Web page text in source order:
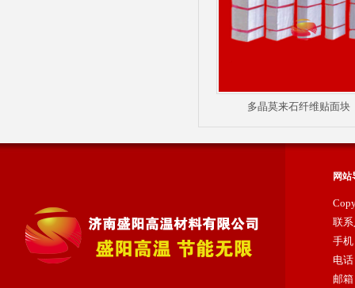
多晶莫来石纤维贴面块
网站
联
手机
电
邮箱